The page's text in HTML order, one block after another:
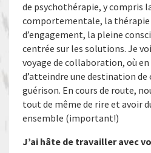
de psychothérapie, y compris
comportementale, la thérapie
d’engagement, la pleine
centrée sur les solutions. Je
voyage de collaboration, où
d’atteindre une destination de
guérison. En cours de route,
tout de même de rire et avoir
ensemble (important!)
J’ai hâte de travailler avec